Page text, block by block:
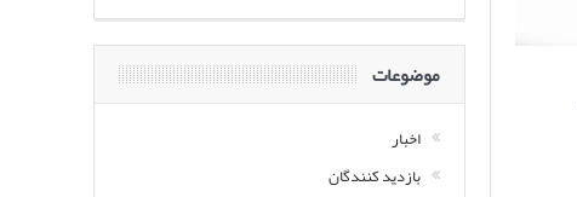
موضوعات
اخبار
بازدید کنندگان